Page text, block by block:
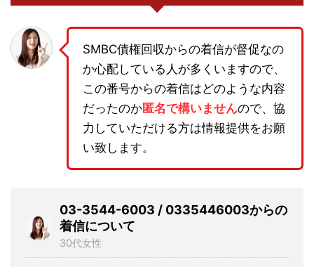
SMBC債権回収からの着信が督促なの
か心配している人が多くいますので、
この番号からの着信はどのような内容
だったのか匿名で構いませんので、協
力していただける方は情報提供をお願
い致します。
03-3544-6003 / 0335446003からの
着信について
30代女性